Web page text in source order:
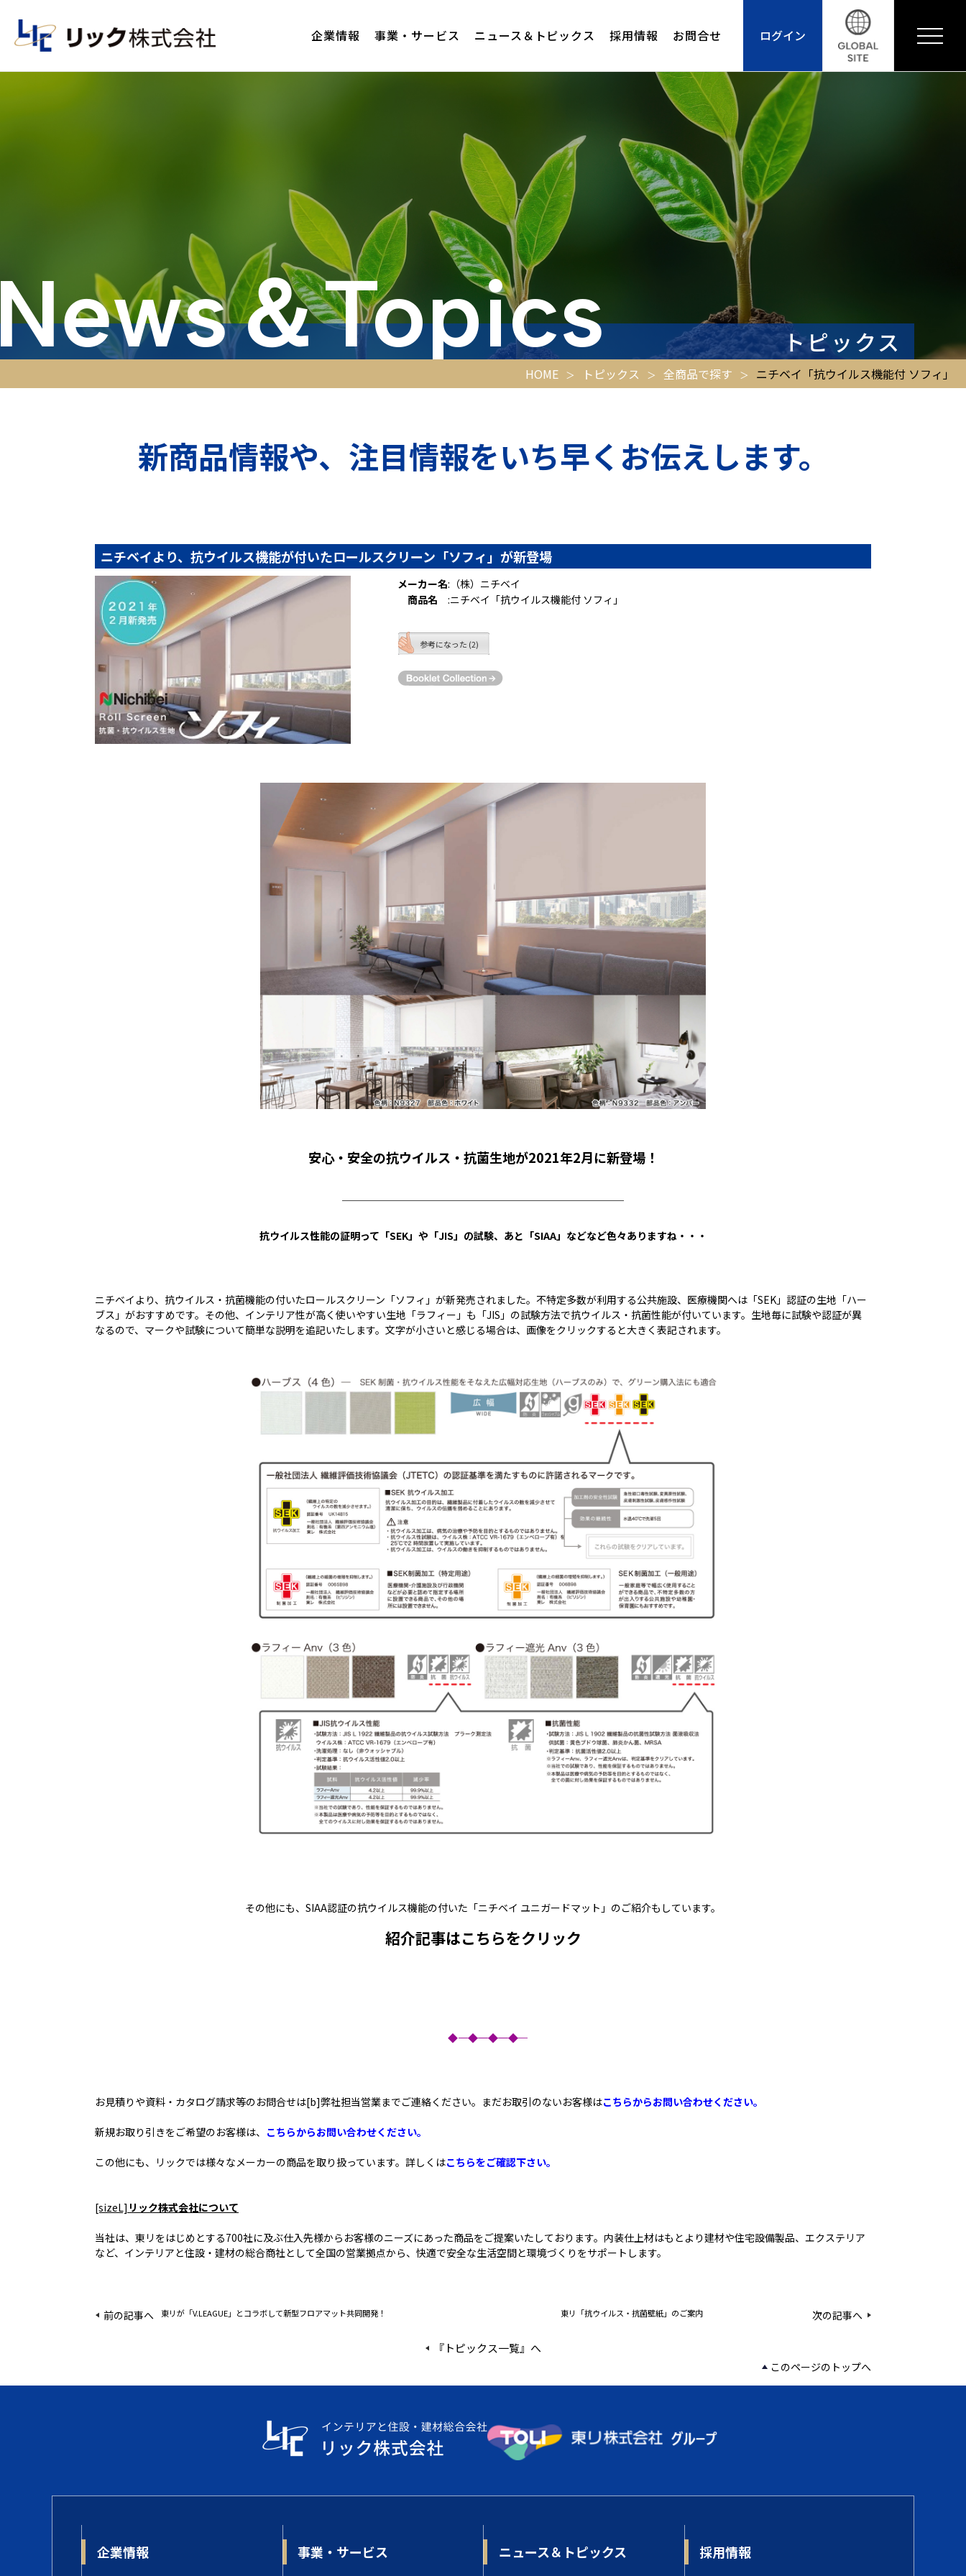
企業情報 事業・サービス ニュース＆トピックス 採用情報 お問合せ ログイン
＆Topics トピックス
HOME トピックス 全商品で探す ニチベイ「抗ウイルス機能付 ソフィ」
新商品情報や、注目情報をいち早くお伝えします。
ニチベイより、抗ウイルス機能が付いたロールスクリーン「ソフィ」が新登場
メーカー名: （株）ニチベイ
商品名
:ニチベイ「抗ウイルス機能付 ソフィ」
参考になった (2)
安心・安全の抗ウイルス・抗菌生地が2021年2月に新登場！
￣￣￣￣￣￣￣￣￣￣￣￣￣￣￣￣￣￣￣￣￣￣￣￣￣￣￣￣
抗ウイルス性能の証明って「SEK」や「JIS」の試験、あと「SIAA」などなど色々ありますね・・・
ニチベイより、抗ウイルス・抗菌機能の付いたロールスクリーン「ソフィ」が新発売されました。不特定多数が利用する公共施設、医療機関へは「SEK」認証の生地「ハー
ブス」がおすすめです。その他、インテリア性が高く使いやすい生地「ラフィー」も「JIS」の試験方法で抗ウイルス・抗菌性能が付いています。生地毎に試験や認証が異
なるので、マークや試験について簡単な説明を追記いたします。文字が小さいと感じる場合は、画像をクリックすると大きく表記されます。
その他にも、SIAA認証の抗ウイルス機能の付いた「ニチベイ ユニガードマット」のご紹介もしています。
紹介記事はこちらをクリック
◆―――――――◆―――――――◆―――――――◆
お見積りや資料・カタログ請求等のお問合せは[b]弊社担当営業までご連絡ください。まだお取引のないお客様はこちらからお問い合わせください。
新規お取り引きをご希望のお客様は、 こちらからお問い合わせください。
この他にも、リックでは様々なメーカーの商品を取り扱っています。詳しくはこちらをご確認下さい。
[sizeL] リック株式会社について
当社は、東リをはじめとする700社に及ぶ仕入先様からお客様のニーズにあった商品をご提案いたしております。内装仕上材はもとより建材や住宅設備製品、エクステリア
など、インテリアと住設・建材の総合商社として全国の営業拠点から、快適で安全な生活空間と環境づくりをサポートします。
前の記事へ 東リが「V.LEAGUE」とコラボして新型フロアマット共同開発！ 次の記事へ
東リ「抗ウイルス・抗菌壁紙」のご案内
『トピックス一覧』へ
このページのトップへ
企業情報 事業・サービス ニュース＆トピックス 採用情報